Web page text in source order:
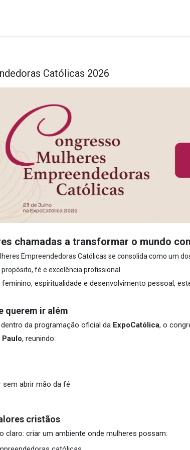
Católicas 2026
chamadas a transformar o mundo
Empreendedoras Católicas se consolida como um
fé e excelência profissional.
espiritualidade e desenvolvimento pessoal,
querem ir além
dentro da programação oficial da ExpoCatólica, o
, reunindo:
sem abrir mão da fé
cristãos
claro: criar um ambiente onde mulheres possam: